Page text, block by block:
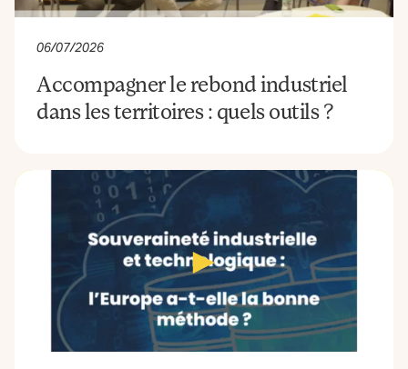
06/07/2026
Accompagner le rebond industriel
dans les territoires : quels outils ?